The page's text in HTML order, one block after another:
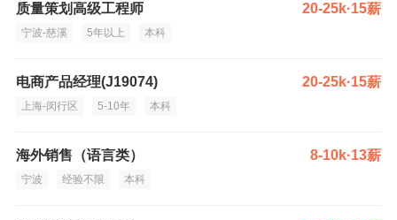
质量策划高级工程师 20-25k·15薪
宁波-慈溪 5年以上 本科
电商产品经理(J19074) 20-25k·15薪
上海-闵行区 5-10年 本科
海外销售（语言类） 8-10k·13薪
宁波 经验不限 本科